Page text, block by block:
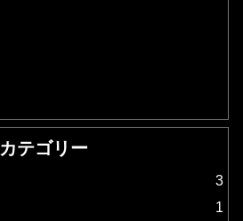
カテゴリー
3
1